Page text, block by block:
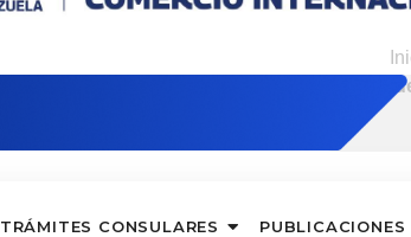
TRÁMITES CONSULARES PUBLICACIONES